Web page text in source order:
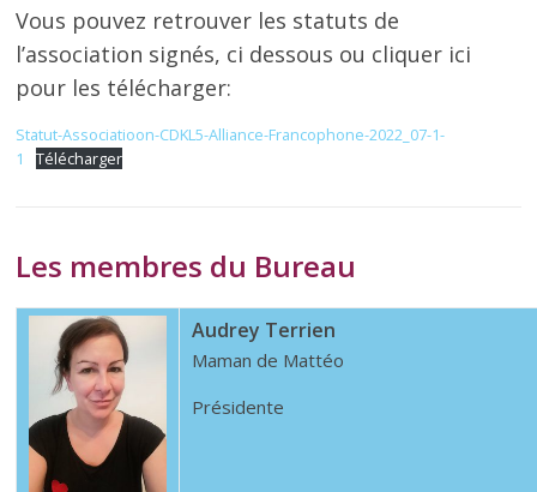
Vous pouvez retrouver les statuts de
l’association signés, ci dessous ou cliquer ici
pour les télécharger:
Statut-Associatioon-CDKL5-Alliance-Francophone-2022_07-1-
1
Télécharger
Les membres du Bureau
Audrey Terrien
Maman de Mattéo
Présidente